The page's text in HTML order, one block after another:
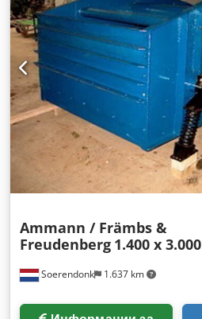
Soerendonk 1.637 km
Ammann / Främbs &
Freudenberg 1.400 x 3.000